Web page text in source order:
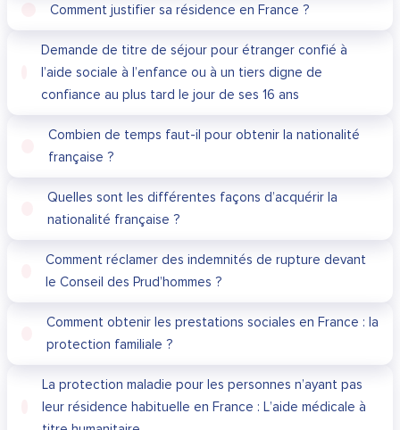
Comment justifier sa résidence en France ?
Demande de titre de séjour pour étranger confié à
l’aide sociale à l’enfance ou à un tiers digne de
confiance au plus tard le jour de ses 16 ans
Combien de temps faut-il pour obtenir la nationalité
française ?
Quelles sont les différentes façons d’acquérir la
nationalité française ?
Comment réclamer des indemnités de rupture devant
le Conseil des Prud’hommes ?
Comment obtenir les prestations sociales en France : la
protection familiale ?
La protection maladie pour les personnes n’ayant pas
leur résidence habituelle en France : L’aide médicale à